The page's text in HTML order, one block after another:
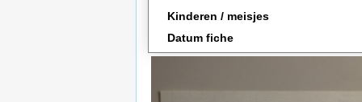
Kinderen / meisjes
Datum fiche